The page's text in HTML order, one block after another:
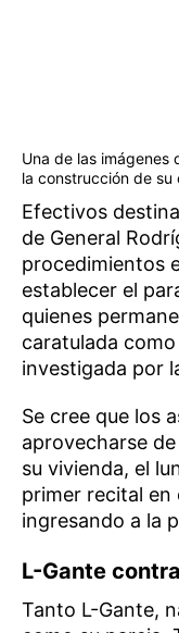
Una de las imágenes
la construcción de su
Efectivos
de General
procedimientos
establecer el
quienes
caratulada
investigada por
Se cree que los
aprovecharse
su vivienda, el
primer recital en
ingresando a la
L-Gante
Tanto L-Gante,